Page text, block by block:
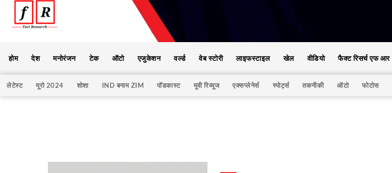
होम देश मनोरंजन टेक ऑटो एजुकेशन वर्ल्ड वेब स्टोरी लाइफस्टाइल खेल वीडियो फैक्ट रिसर्च एफ आर
लेटेस्ट यूरो 2024 शोशा IND बनाम ZIM पॉडकास्ट मूवी रिव्यूज एक्सप्लेनेर्स स्पोर्ट्स तकनीकी ऑटो फोटोस